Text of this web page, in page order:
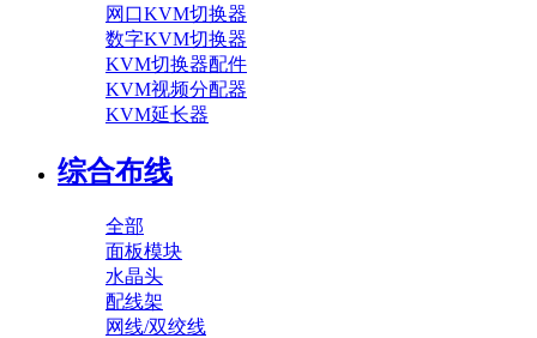
网口KVM切换器
数字KVM切换器
KVM切换器配件
KVM视频分配器
KVM延长器
综合布线
全部
面板模块
水晶头
配线架
网线/双绞线